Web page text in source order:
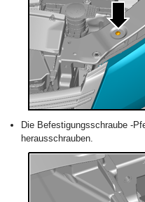
Die Befestigungsschraube -
herausschrauben.